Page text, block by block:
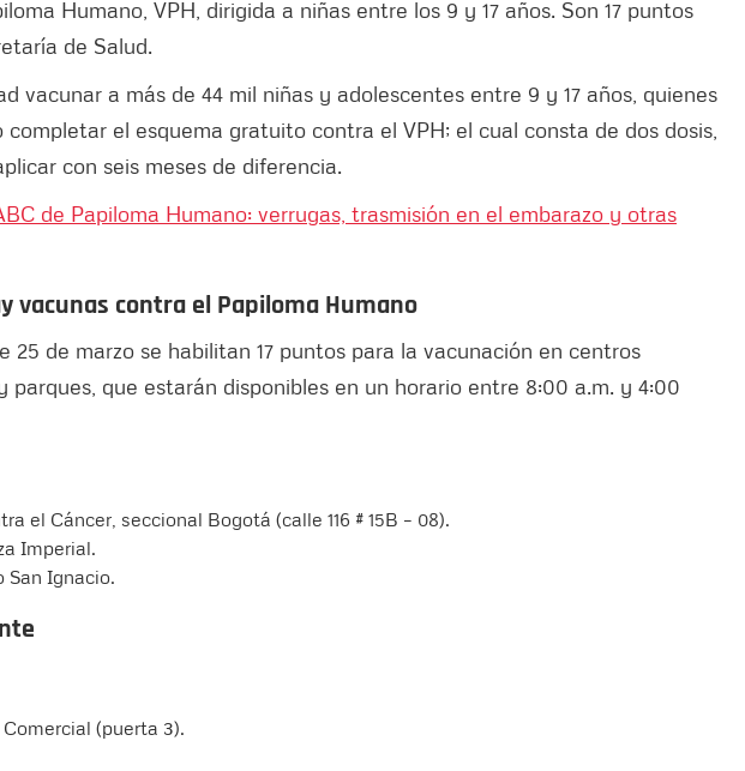
Humano, VPH, dirigida a niñas entre los 9 y 17 años. Son 17 puntos
de Salud.
vacunar a más de 44 mil niñas y adolescentes entre 9 y 17 años, quienes
el esquema gratuito contra el VPH; el cual consta de dos dosis,
con seis meses de diferencia.
de Papiloma Humano: verrugas, trasmisión en el embarazo y otras
vacunas contra el Papiloma Humano
25 de marzo se habilitan 17 puntos para la vacunación en centros
parques, que estarán disponibles en un horario entre 8:00 a.m. y 4:00
el Cáncer, seccional Bogotá (calle 116 # 15B – 08).
Imperial.
Ignacio.
(puerta 3).